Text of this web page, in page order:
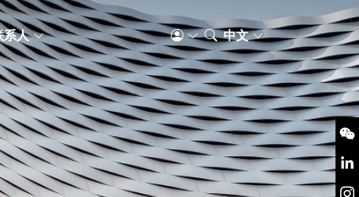
系人 中文